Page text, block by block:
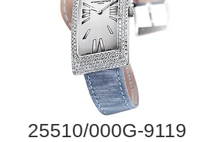
25510/000G-9119